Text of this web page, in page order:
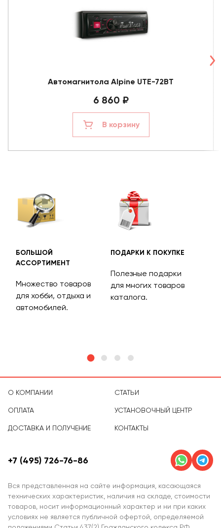
Автомагнитола Alpine UTE-72BT
6 860 ₽
В корзину
БОЛЬШОЙ
АССОРТИМЕНТ
Множество товаров
для хобби, отдыха и
автомобилей.
ПОДАРКИ К ПОКУПКЕ
Полезные подарки
для многих товаров
каталога.
О КОМПАНИИ
ОПЛАТА
ДОСТАВКА И ПОЛУЧЕНИЕ
СТАТЬИ
УСТАНОВОЧНЫЙ ЦЕНТР
КОНТАКТЫ
Вся представленная на сайте информация, касающаяся
технических характеристик, наличия на складе, стоимости
товаров, носит информационный характер и ни при каких
условиях не является публичной офертой, определяемой
+7 (495) 726-76-86